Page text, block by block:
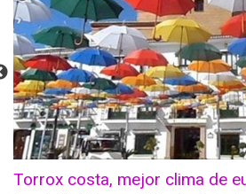
Torrox costa, mejor clima de